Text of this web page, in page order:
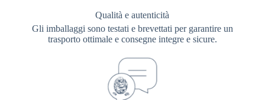
Qualità e autenticità
Gli imballaggi sono testati e brevettati per garantire un
trasporto ottimale e consegne integre e sicure.